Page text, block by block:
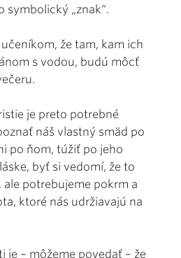
symbolický „znak“.
že tam, kam ich
s vodou, budú môcť
je preto potrebné
náš vlastný smäd po
po ňom, túžiť po jeho
byť si vedomí, že to
ale potrebujeme pokrm a
ktoré nás udržiavajú na
je – môžeme povedať – že